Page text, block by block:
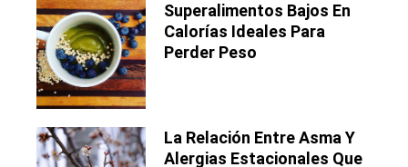
Superalimentos Bajos En
Calorías Ideales Para
Perder Peso
La Relación Entre Asma Y
Alergias Estacionales Que